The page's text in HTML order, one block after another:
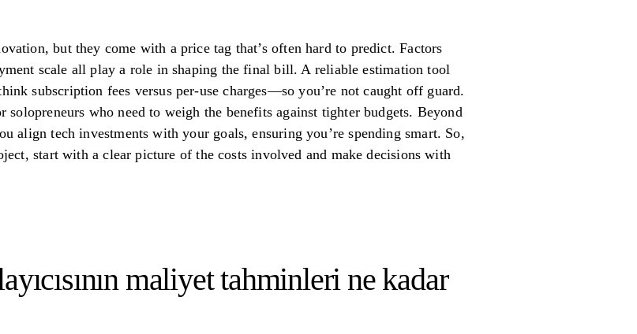
but they come with a price tag that’s often hard to predict. Factors
scale all play a role in shaping the final bill. A reliable estimation tool
subscription fees versus per-use charges—so you’re not caught off guard.
solopreneurs who need to weigh the benefits against tighter budgets. Beyond
align tech investments with your goals, ensuring you’re spending smart. So,
start with a clear picture of the costs involved and make decisions with
maliyet tahminleri ne kadar